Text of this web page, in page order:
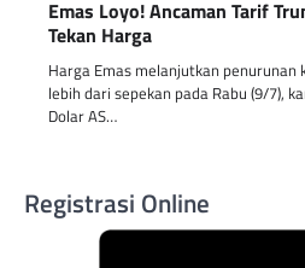
Emas Loyo! Ancaman Tarif
Tekan Harga
Harga Emas melanjutkan penurunan
lebih dari sepekan pada Rabu (9/7),
Dolar AS…
Registrasi Online